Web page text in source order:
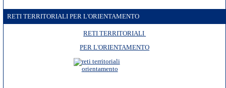
RETI TERRITORIALI PER L'ORIENTAMENTO
RETI TERRITORIALI
PER L'ORIENTAMENTO